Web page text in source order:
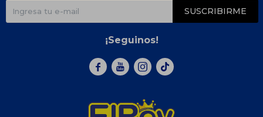
SUSCRIBIRME
¡Seguinos!
  